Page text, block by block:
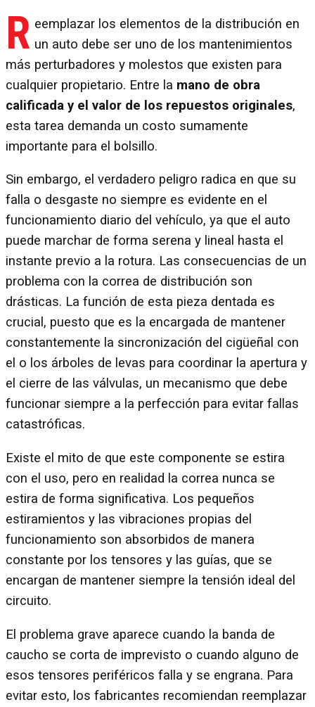
R eemplazar los elementos de la distribución en
un auto debe ser uno de los mantenimientos
más perturbadores y molestos que existen para
cualquier propietario. Entre la mano de obra
calificada y el valor de los repuestos originales,
esta tarea demanda un costo sumamente
importante para el bolsillo.
Sin embargo, el verdadero peligro radica en que su
falla o desgaste no siempre es evidente en el
funcionamiento diario del vehículo, ya que el auto
puede marchar de forma serena y lineal hasta el
instante previo a la rotura. Las consecuencias de un
problema con la correa de distribución son
drásticas. La función de esta pieza dentada es
crucial, puesto que es la encargada de mantener
constantemente la sincronización del cigüeñal con
el o los árboles de levas para coordinar la apertura y
el cierre de las válvulas, un mecanismo que debe
funcionar siempre a la perfección para evitar fallas
catastróficas.
Existe el mito de que este componente se estira
con el uso, pero en realidad la correa nunca se
estira de forma significativa. Los pequeños
estiramientos y las vibraciones propias del
funcionamiento son absorbidos de manera
constante por los tensores y las guías, que se
encargan de mantener siempre la tensión ideal del
circuito.
El problema grave aparece cuando la banda de
caucho se corta de imprevisto o cuando alguno de
esos tensores periféricos falla y se engrana. Para
evitar esto, los fabricantes recomiendan reemplazar